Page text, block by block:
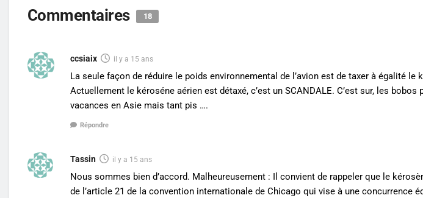
Commentaires 18
ccsiaix il y a 15 ans
La seule façon de réduire le poids environnemental de l’avion est de taxer à égalité
Actuellement le kéroséne aérien est détaxé, c’est un SCANDALE. C’est sur, les
vacances en Asie mais tant pis ….
Répondre
Tassin il y a 15 ans
Nous sommes bien d’accord. Malheureusement : Il convient de rappeler que le
de l’article 21 de la convention internationale de Chicago qui vise à une concurrence